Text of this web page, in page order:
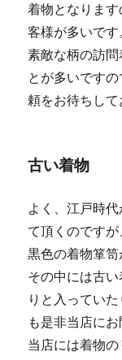
着物となりま
客様が多いです
素敵な柄の訪
とが多いです
頼をお待ちして
古い着物
よく、江戸時
て頂くのですが
黒色の着物箪笥
その中には古
りと入ってい
も是非当店にお
当店には着物